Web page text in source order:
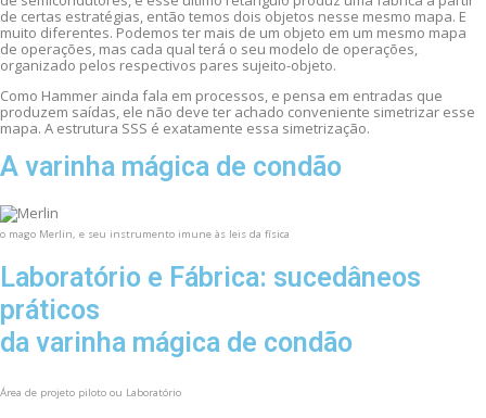
de certas estratégias, então temos dois objetos nesse mesmo mapa. E
muito diferentes. Podemos ter mais de um objeto em um mesmo mapa
de operações, mas cada qual terá o seu modelo de operações,
organizado pelos respectivos pares sujeito-objeto.
Como Hammer ainda fala em processos, e pensa em entradas que
produzem saídas, ele não deve ter achado conveniente simetrizar esse
mapa. A estrutura SSS é exatamente essa simetrização.
A varinha mágica de condão
o mago Merlin, e seu instrumento imune às leis da física
Laboratório e Fábrica: sucedâneos
práticos
da varinha mágica de condão
Área de projeto piloto ou Laboratório